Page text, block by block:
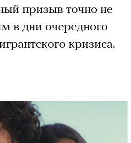
призыв точно не
в дни очередного
кризиса.